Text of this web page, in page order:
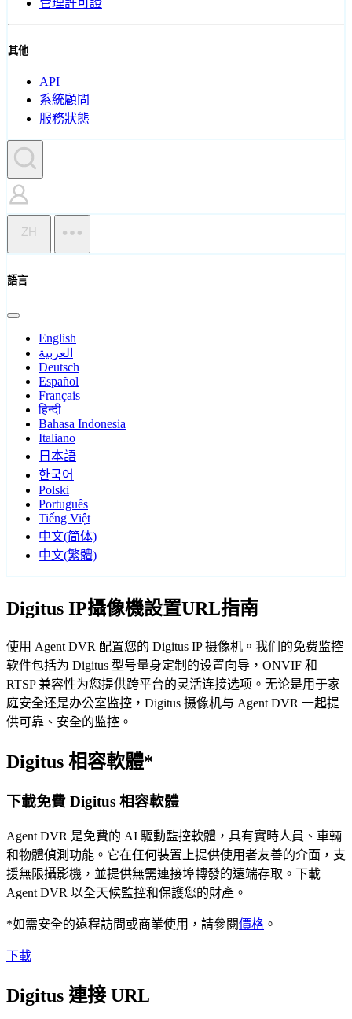
其他
API
系統顧問
服務狀態
ZH
語言
English
العربية
Deutsch
Español
Français
हिन्दी
Bahasa Indonesia
Italiano
日本語
한국어
Polski
Português
Tiếng Việt
中文(简体)
中文(繁體)
Digitus IP攝像機設置URL指南
使用 Agent DVR 配置您的 Digitus IP 摄像机。我们的免费监控
软件包括为 Digitus 型号量身定制的设置向导，ONVIF 和
RTSP 兼容性为您提供跨平台的灵活连接选项。无论是用于家
庭安全还是办公室监控，Digitus 摄像机与 Agent DVR 一起提
供可靠、安全的监控。
Digitus 相容軟體*
下載免費 Digitus 相容軟體
Agent DVR 是免費的 AI 驅動監控軟體，具有實時人員、車輛
和物體偵測功能。它在任何裝置上提供使用者友善的介面，支
援無限攝影機，並提供無需連接埠轉發的遠端存取。下載
Agent DVR 以全天候監控和保護您的財產。
*如需安全的遠程訪問或商業使用，請參閱價格 。
下載
Digitus 連接 URL